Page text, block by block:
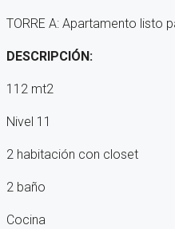
TORRE A: Apartamento listo
DESCRIPCIÓN:
112 mt2
Nivel 11
2 habitación con closet
2 baño
Cocina